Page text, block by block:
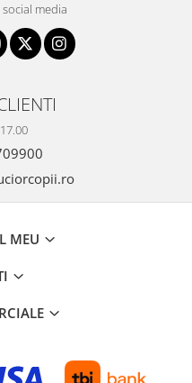
media
MEU